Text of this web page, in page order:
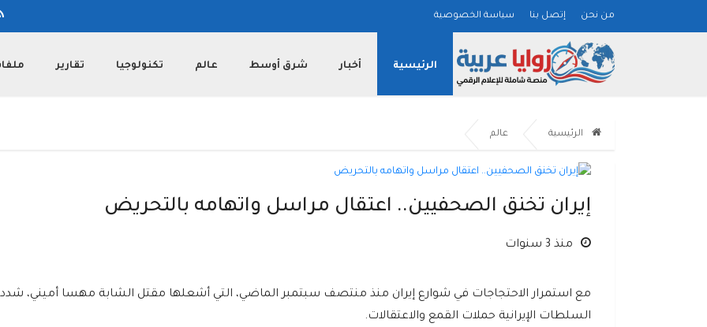
من نحن إتصل بنا سياسة الخصوصية
الرئيسية أخبار شرق أوسط عالم تكنولوجيا تقارير
الرئيسية عالم
إيران تخنق الصحفيين.. اعتقال مراسل واتهامه بالتحريض
منذ 3 سنوات
مع استمرار الاحتجاجات في شوارع إيران منذ منتصف سبتمبر الماضي، التي أشعلها مقتل الشابة مهسا أميني،
السلطات الإيرانية حملات القمع والاعتقالات.